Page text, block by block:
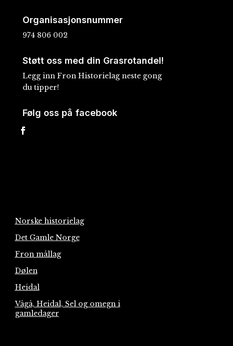
Organisasjonsnummer
974 806 002
Støtt oss med din Grasrotandel!
Legg inn Fron Historielag neste gong
du tipper!
Følg oss på facebook
Norske historielag
Det Gamle Norge
Fron mållag
Dølen
Heidal
Vågå, Heidal, Sel og omegn i
gamledager